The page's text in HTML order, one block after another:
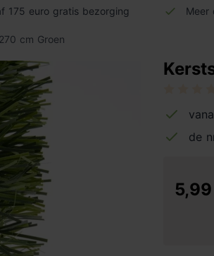
175 euro gratis bezorging Meer
cm Groen
de
5,99